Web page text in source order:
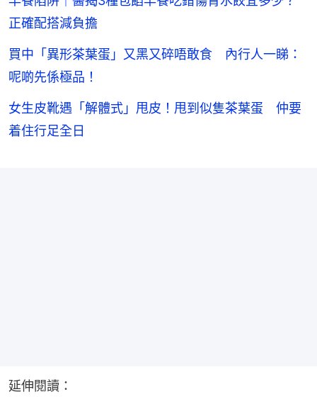
正確配搭減負擔
買中「異形茶葉蛋」又黑又碎唔敢食 內行人一睇：
呢啲先係極品！
女生皮靴遇「解體式」甩皮！甩到似隻茶葉蛋 仲要
着住行足全日
延伸閱讀：